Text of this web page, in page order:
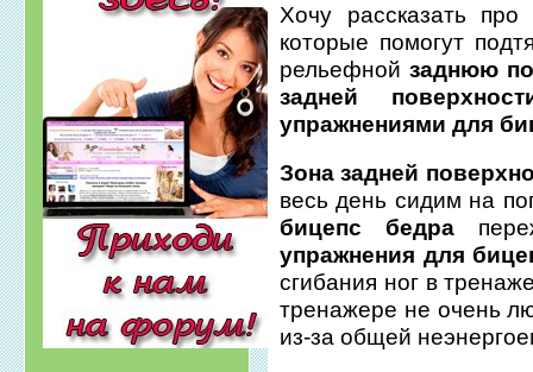
Хочу рассказать
которые помогут
рельефнойзаднюю
задней
упражнениями для
Зона задней
весь день сидим на
бицепс бедра
упражнения для
сгибания ног в
тренажере не очень
из-за общей